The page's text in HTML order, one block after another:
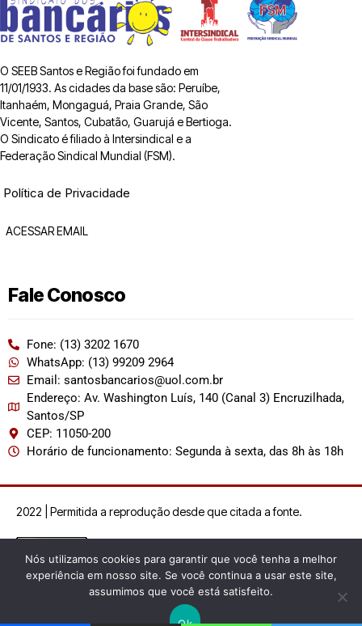
O SEEB Santos e Região foi fundado em
11/01/1933. As cidades da base são: Peruíbe,
Itanhaém, Mongaguá, Praia Grande, São
Vicente, Santos, Cubatão, Guarujá e Bertioga.
O Sindicato é filiado à Intersindical e a
Federação Sindical Mundial (FSM).
Política de Privacidade
ACESSAR EMAIL
Fale Conosco
Fone: (13) 3202 1670
WhatsApp: (13) 99209 2964
Email: santosbancarios@uol.com.br
Endereço: Av. Washington Luís, 140 (Canal 3) Encruzilhada,
Santos/SP
CEP: 11050-200
Horário de funcionamento: Segunda à sexta, das 8h às 18h
2022 | Permitida a reprodução desde que citada a fonte.
Nós utilizamos cookies para garantir que você tenha a melhor
experiência em nosso site. Se você continua a usar este site,
assumimos que você está satisfeito.
Ok